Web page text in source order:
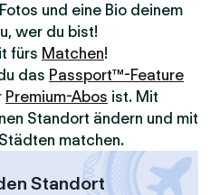
und eine Bio deinem
wer du bist!
fürs Matchen!
das Passport™-Feature
Premium-Abos ist. Mit
Standort ändern und mit
matchen.
Standort